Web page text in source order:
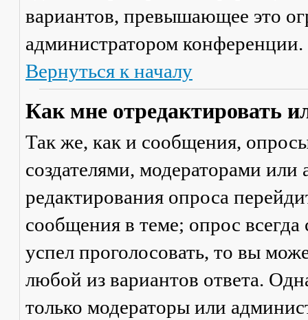
вариантов, превышающее это
администратором конференции.
Вернуться к началу
Как мне отредактировать
Так же, как и сообщения,
создателями, модераторами
редактирования опроса
сообщения в теме; опрос
успел проголосовать, то вы
любой из вариантов ответа.
только модераторы или